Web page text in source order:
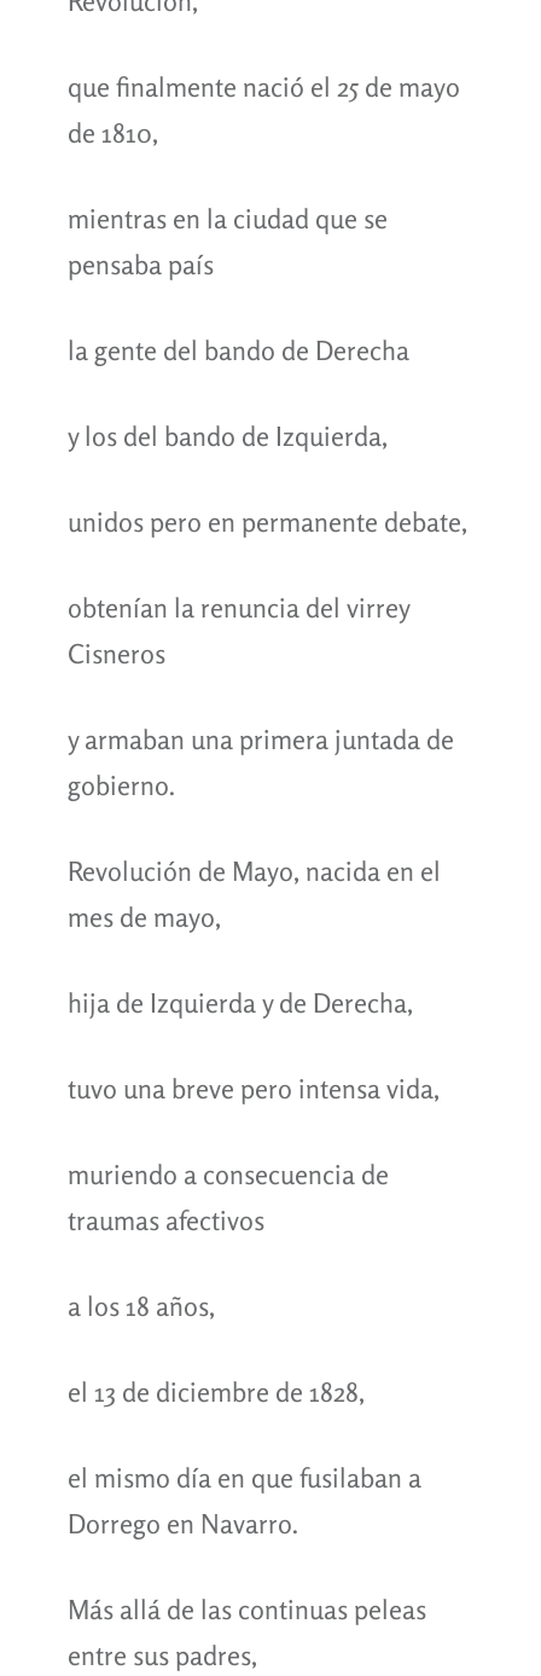
que finalmente nació el 25 de mayo
de 1810,
mientras en la ciudad que se
pensaba país
la gente del bando de Derecha
y los del bando de Izquierda,
unidos pero en permanente debate,
obtenían la renuncia del virrey
Cisneros
y armaban una primera juntada de
gobierno.
Revolución de Mayo, nacida en el
mes de mayo,
hija de Izquierda y de Derecha,
tuvo una breve pero intensa vida,
muriendo a consecuencia de
traumas afectivos
a los 18 años,
el 13 de diciembre de 1828,
el mismo día en que fusilaban a
Dorrego en Navarro.
Más allá de las continuas peleas
entre sus padres,